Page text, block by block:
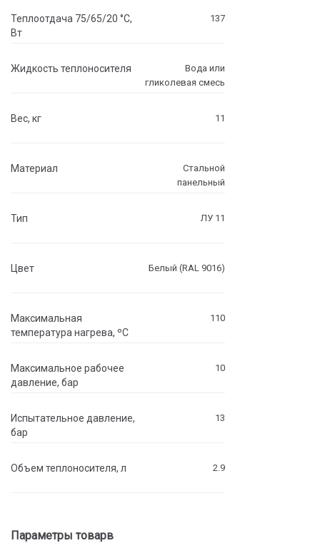
Теплоотдача 75/65/20 °C,
Вт
137
Жидкость теплоносителя
Вода или
гликолевая смесь
Вес, кг 11
Материал
Стальной
панельный
Тип ЛУ 11
Цвет Белый (RAL 9016)
Максимальная
температура нагрева, ºC
110
Максимальное рабочее
давление, бар
10
Испытательное давление,
бар
13
Объем теплоносителя, л 2.9
Параметры товарв